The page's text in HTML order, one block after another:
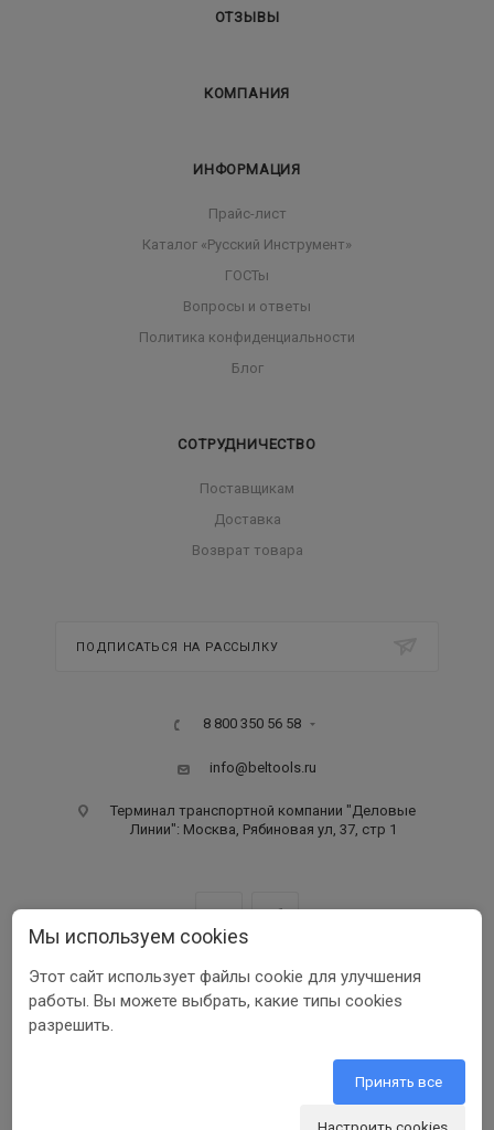
ОТЗЫВЫ
КОМПАНИЯ
ИНФОРМАЦИЯ
Прайс-лист
Каталог «Русский Инструмент»
ГОСТы
Вопросы и ответы
Политика конфиденциальности
Блог
СОТРУДНИЧЕСТВО
Поставщикам
Доставка
Возврат товара
ПОДПИСАТЬСЯ НА РАССЫЛКУ
8 800 350 56 58
info@beltools.ru
Терминал транспортной компании "Деловые
Линии": Москва, Рябиновая ул, 37, стр 1
ООО ПФ «РУССКИЙ ИНСТРУМЕНТ» ИНН 3123401255
Мы используем cookies
Этот сайт использует файлы cookie для улучшения
работы. Вы можете выбрать, какие типы cookies
разрешить.
Принять все